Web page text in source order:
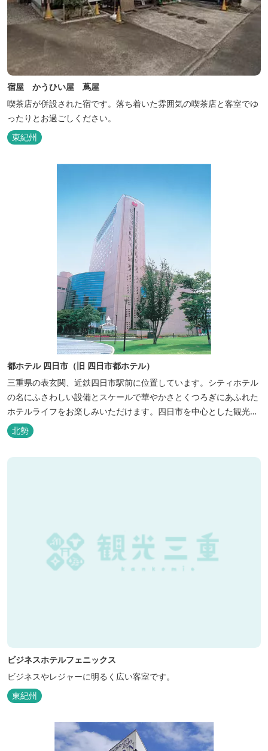
宿屋 かうひい屋 蔦屋
喫茶店が併設された宿です。落ち着いた雰囲気の喫茶店と客室でゆ
ったりとお過ごしください。
東紀州
都ホテル 四日市（旧 四日市都ホテル）
三重県の表玄関、近鉄四日市駅前に位置しています。シティホテル
の名にふさわしい設備とスケールで華やかさとくつろぎにあふれた
ホテルライフをお楽しみいただけます。四日市を中心とした観光、
ビジネス、会議やゴルフ場などへの基点として便利にご利用いただ
けます。
北勢
ビジネスホテルフェニックス
ビジネスやレジャーに明るく広い客室です。
東紀州